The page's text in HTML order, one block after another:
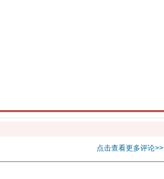
点击查看更多评论>>